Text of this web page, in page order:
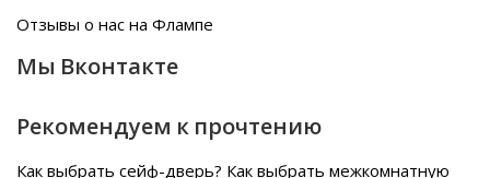
Отзывы о нас на Флампе
Мы Вконтакте
Рекомендуем к прочтению
Как выбрать сейф-дверь? Как выбрать межкомнатную